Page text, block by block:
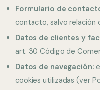
Formulario de
contacto, salvo relación
Datos de clientes y
art. 30 Código de
Datos de navegación:
cookies utilizadas (ver